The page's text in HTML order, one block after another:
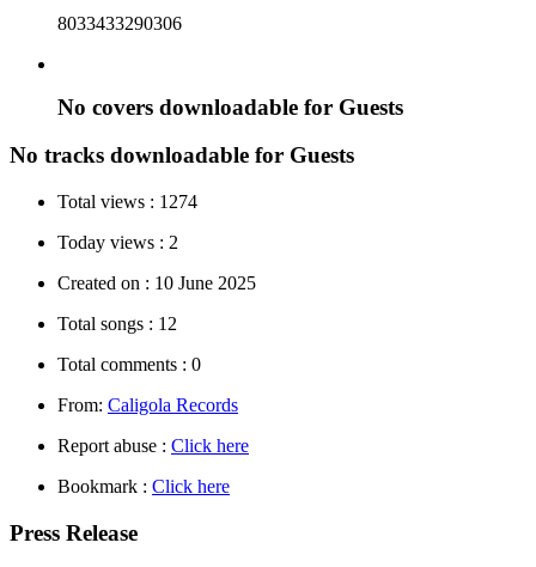
8033433290306
No covers downloadable for Guests
No tracks downloadable for Guests
Total views : 1274
Today views : 2
Created on : 10 June 2025
Total songs : 12
Total comments : 0
From: Caligola Records
Report abuse : Click here
Bookmark : Click here
Press Release